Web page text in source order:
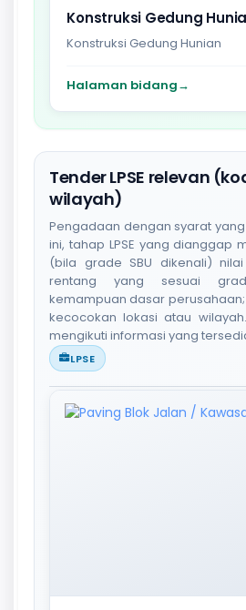
Konstruksi Gedung
Konstruksi Gedung Hunian
Halaman bidang→
Tender LPSE relevan
wilayah)
Pengadaan dengan syarat
ini, tahap LPSE yang dianggap
(bila grade SBU dikenali) nilai
rentang yang sesuai
kemampuan dasar
kecocokan lokasi atau
mengikuti informasi yang
LPSE